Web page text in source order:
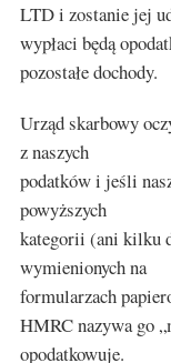
LTD i zostanie jej
wypłaci będą
pozostałe dochody.
Urząd skarbowy
z naszych
podatków i jeśli
powyższych
kategorii (ani kilku
wymienionych na
formularzach
HMRC nazywa go
opodatkowuje.